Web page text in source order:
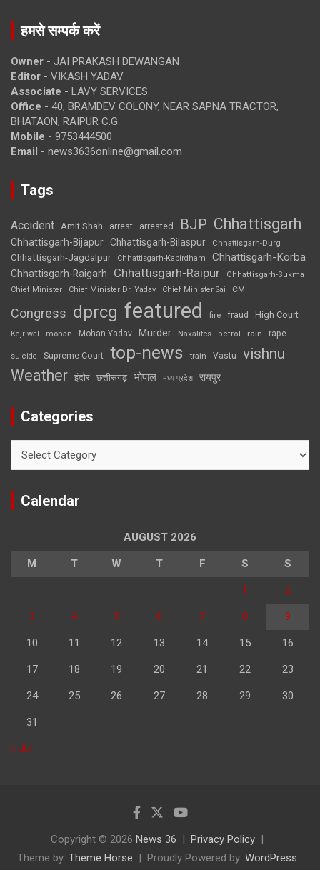
हमसे सम्पर्क करें
Owner - JAI PRAKASH DEWANGAN
Editor - VIKASH YADAV
Associate - LAVY SERVICES
Office - 40, BRAMDEV COLONY, NEAR SAPNA TRACTOR,
BHATAON, RAIPUR C.G.
Mobile - 9753444500
Email - news3636online@gmail.com
Tags
Accident Amit Shah arrest arrested BJP Chhattisgarh
Chhattisgarh-Bijapur Chhattisgarh-Bilaspur Chhattisgarh-Durg
Chhattisgarh-Jagdalpur Chhattisgarh-Kabirdham Chhattisgarh-Korba
Chhattisgarh-Raigarh Chhattisgarh-Raipur
Chhattisgarh-Sukma
Chief Minister
Chief Minister Dr. Yadav Chief Minister Sai CM
Congress dprcg featured fire fraud High Court
Kejriwal mohan Mohan Yadav Murder Naxalites petrol rain rape
suicide Supreme Court top-news train Vastu vishnu
Weather इंदौर छत्तीसगढ़ भोपाल मध्य प्रदेश रायपुर
Categories
Calendar
AUGUST 2026
M T W T F S S
1 2
3 4 5 6 7 8 9
10 11 12 13 14 15 16
17 18 19 20 21 22 23
24 25 26 27 28 29 30
31
« Jul
Copyright © 2026 News 36
Privacy Policy
Theme by: Theme Horse Proudly Powered by: WordPress